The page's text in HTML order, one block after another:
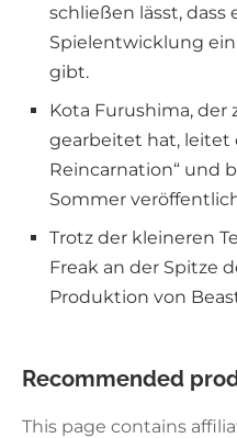
schließen lässt, dass
Spielentwicklung
gibt.
Kota Furushima, der
gearbeitet hat, leitet
Reincarnation“ und
Sommer
Trotz der kleineren
Freak an der Spitze
Produktion von
Recommended
This page contains